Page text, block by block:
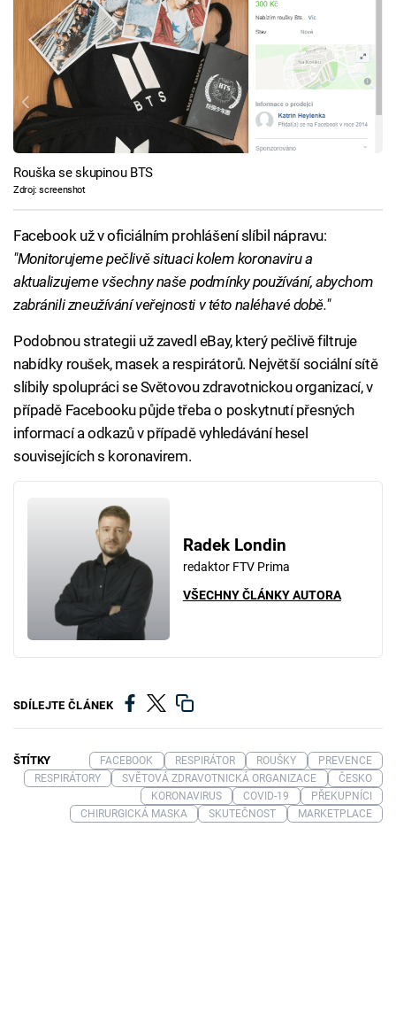
Rouška se skupinou BTS
Zdroj: screenshot
Facebook už v oficiálním prohlášení slíbil nápravu:
"Monitorujeme pečlivě situaci kolem koronaviru a
aktualizujeme všechny naše podmínky používání, abychom
zabránili zneužívání veřejnosti v této naléhavé době."
Podobnou strategii už zavedl eBay, který pečlivě filtruje
nabídky roušek, masek a respirátorů. Největší sociální sítě
slíbily spolupráci se Světovou zdravotnickou organizací, v
případě Facebooku půjde třeba o poskytnutí přesných
informací a odkazů v případě vyhledávání hesel
souvisejících s koronavirem.
Radek Londin
redaktor FTV Prima
VŠECHNY ČLÁNKY AUTORA
SDÍLEJTE ČLÁNEK
ŠTÍTKY FACEBOOK RESPIRÁTOR ROUŠKY
PREVENCE
RESPIRÁTORY
SVĚTOVÁ ZDRAVOTNICKÁ ORGANIZACE
ČESKO
KORONAVIRUS
COVID-19
PŘEKUPNÍCI
CHIRURGICKÁ MASKA
SKUTEČNOST MARKETPLACE